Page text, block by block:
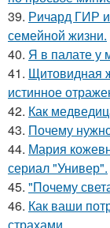
39. Ричард ГИР
семейной жизни.
40. Я в палате у
41. Щитовидная
истинное
42. Как
43. Почему
44. Мария
сериал "Универ".
45. "Почему
46. Как ваши
страхами.